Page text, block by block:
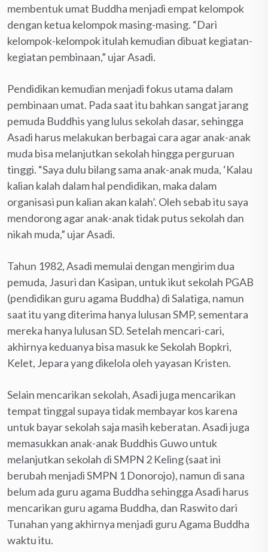
membentuk umat Buddha menjadi empat kelompok
dengan ketua kelompok masing-masing. “Dari
kelompok-kelompok itulah kemudian dibuat kegiatan-
kegiatan pembinaan,” ujar Asadi.
Pendidikan kemudian menjadi fokus utama dalam
pembinaan umat. Pada saat itu bahkan sangat jarang
pemuda Buddhis yang lulus sekolah dasar, sehingga
Asadi harus melakukan berbagai cara agar anak-anak
muda bisa melanjutkan sekolah hingga perguruan
tinggi. “Saya dulu bilang sama anak-anak muda, ‘Kalau
kalian kalah dalam hal pendidikan, maka dalam
organisasi pun kalian akan kalah’. Oleh sebab itu saya
mendorong agar anak-anak tidak putus sekolah dan
nikah muda,” ujar Asadi.
Tahun 1982, Asadi memulai dengan mengirim dua
pemuda, Jasuri dan Kasipan, untuk ikut sekolah PGAB
(pendidikan guru agama Buddha) di Salatiga, namun
saat itu yang diterima hanya lulusan SMP, sementara
mereka hanya lulusan SD. Setelah mencari-cari,
akhirnya keduanya bisa masuk ke Sekolah Bopkri,
Kelet, Jepara yang dikelola oleh yayasan Kristen.
Selain mencarikan sekolah, Asadi juga mencarikan
tempat tinggal supaya tidak membayar kos karena
untuk bayar sekolah saja masih keberatan. Asadi juga
memasukkan anak-anak Buddhis Guwo untuk
melanjutkan sekolah di SMPN 2 Keling (saat ini
berubah menjadi SMPN 1 Donorojo), namun di sana
belum ada guru agama Buddha sehingga Asadi harus
mencarikan guru agama Buddha, dan Raswito dari
Tunahan yang akhirnya menjadi guru Agama Buddha
waktu itu.